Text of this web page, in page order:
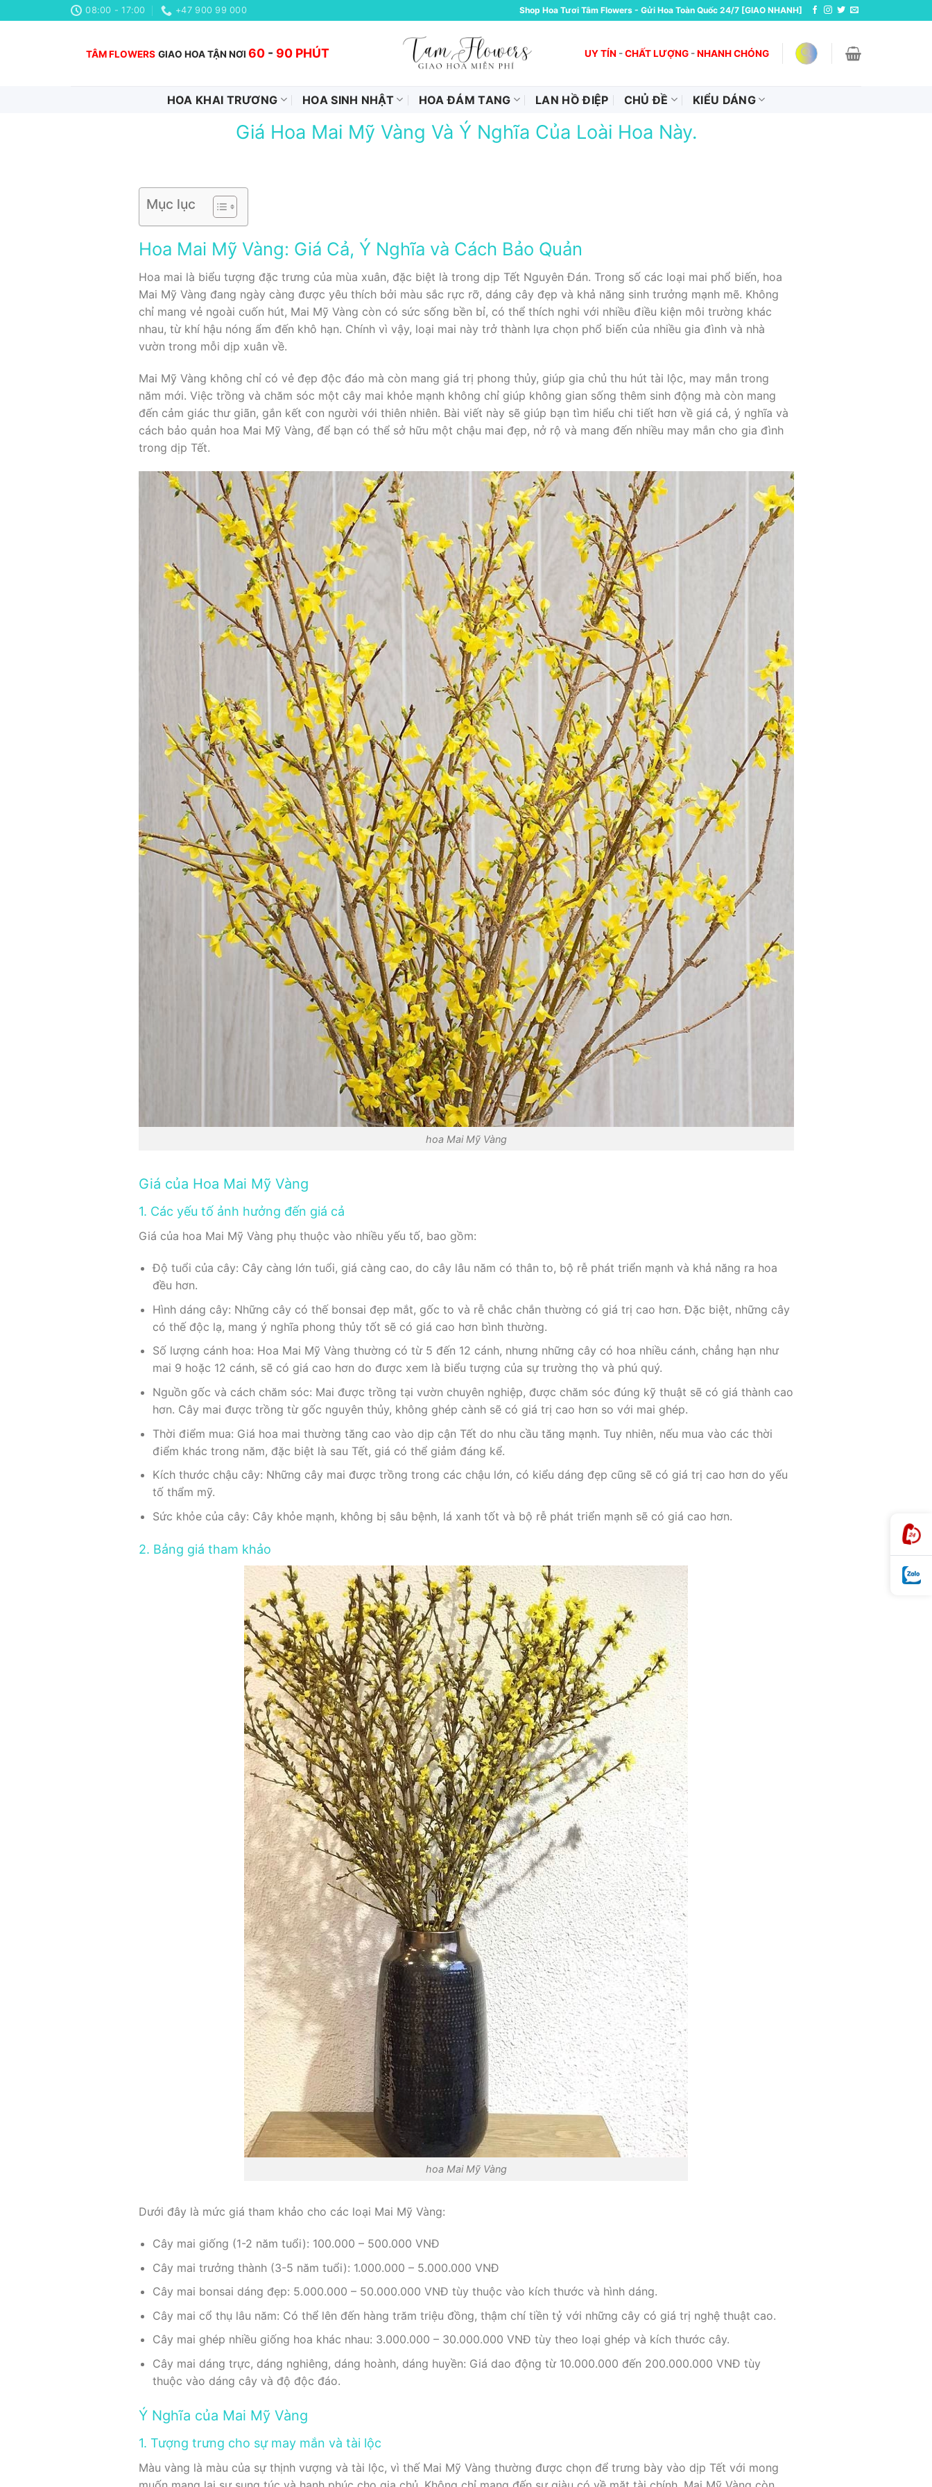
đến
08:00 - 17:00 +47 900 99 000 Shop Hoa Tươi Tâm Flowers - Gửi Hoa Toàn Quốc 24/7 [GIAO NHANH]
TÂM FLOWERS GIAO HOA TẬN NƠI 60 - 90 PHÚT UY TÍN -CHẤT LƯỢNG -NHANH CHÓNG
HOA KHAI TRƯƠNG HOA SINH NHẬT HOA ĐÁM TANG LAN HỒ ĐIỆP CHỦ ĐỀ KIỂU DÁNG
Giá Hoa Mai Mỹ Vàng Và Ý Nghĩa Của Loài Hoa Này.
Mục lục
Hoa Mai Mỹ Vàng: Giá Cả, Ý Nghĩa và Cách Bảo Quản
Hoa mai là biểu tượng đặc trưng của mùa xuân, đặc biệt là trong dịp Tết Nguyên Đán. Trong số các loại mai phổ biến, hoa
Mai Mỹ Vàng đang ngày càng được yêu thích bởi màu sắc rực rỡ, dáng cây đẹp và khả năng sinh trưởng mạnh mẽ. Không
chỉ mang vẻ ngoài cuốn hút, Mai Mỹ Vàng còn có sức sống bền bỉ, có thể thích nghi với nhiều điều kiện môi trường khác
nhau, từ khí hậu nóng ẩm đến khô hạn. Chính vì vậy, loại mai này trở thành lựa chọn phổ biến của nhiều gia đình và nhà
vườn trong mỗi dịp xuân về.
Mai Mỹ Vàng không chỉ có vẻ đẹp độc đáo mà còn mang giá trị phong thủy, giúp gia chủ thu hút tài lộc, may mắn trong
năm mới. Việc trồng và chăm sóc một cây mai khỏe mạnh không chỉ giúp không gian sống thêm sinh động mà còn mang
đến cảm giác thư giãn, gắn kết con người với thiên nhiên. Bài viết này sẽ giúp bạn tìm hiểu chi tiết hơn về giá cả, ý nghĩa và
cách bảo quản hoa Mai Mỹ Vàng, để bạn có thể sở hữu một chậu mai đẹp, nở rộ và mang đến nhiều may mắn cho gia đình
trong dịp Tết.
hoa Mai Mỹ Vàng
Giá của Hoa Mai Mỹ Vàng
1. Các yếu tố ảnh hưởng đến giá cả
Giá của hoa Mai Mỹ Vàng phụ thuộc vào nhiều yếu tố, bao gồm:
Độ tuổi của cây: Cây càng lớn tuổi, giá càng cao, do cây lâu năm có thân to, bộ rễ phát triển mạnh và khả năng ra hoa
đều hơn.
Hình dáng cây: Những cây có thế bonsai đẹp mắt, gốc to và rễ chắc chắn thường có giá trị cao hơn. Đặc biệt, những cây
có thế độc lạ, mang ý nghĩa phong thủy tốt sẽ có giá cao hơn bình thường.
Số lượng cánh hoa: Hoa Mai Mỹ Vàng thường có từ 5 đến 12 cánh, nhưng những cây có hoa nhiều cánh, chẳng hạn như
mai 9 hoặc 12 cánh, sẽ có giá cao hơn do được xem là biểu tượng của sự trường thọ và phú quý.
Nguồn gốc và cách chăm sóc: Mai được trồng tại vườn chuyên nghiệp, được chăm sóc đúng kỹ thuật sẽ có giá thành cao
hơn. Cây mai được trồng từ gốc nguyên thủy, không ghép cành sẽ có giá trị cao hơn so với mai ghép.
Thời điểm mua: Giá hoa mai thường tăng cao vào dịp cận Tết do nhu cầu tăng mạnh. Tuy nhiên, nếu mua vào các thời
điểm khác trong năm, đặc biệt là sau Tết, giá có thể giảm đáng kể.
Kích thước chậu cây: Những cây mai được trồng trong các chậu lớn, có kiểu dáng đẹp cũng sẽ có giá trị cao hơn do yếu
tố thẩm mỹ.
Sức khỏe của cây: Cây khỏe mạnh, không bị sâu bệnh, lá xanh tốt và bộ rễ phát triển mạnh sẽ có giá cao hơn.
2. Bảng giá tham khảo
hoa Mai Mỹ Vàng
Dưới đây là mức giá tham khảo cho các loại Mai Mỹ Vàng:
Cây mai giống (1-2 năm tuổi): 100.000 – 500.000 VNĐ
Cây mai trưởng thành (3-5 năm tuổi): 1.000.000 – 5.000.000 VNĐ
Cây mai bonsai dáng đẹp: 5.000.000 – 50.000.000 VNĐ tùy thuộc vào kích thước và hình dáng.
Cây mai cổ thụ lâu năm: Có thể lên đến hàng trăm triệu đồng, thậm chí tiền tỷ với những cây có giá trị nghệ thuật cao.
Cây mai ghép nhiều giống hoa khác nhau: 3.000.000 – 30.000.000 VNĐ tùy theo loại ghép và kích thước cây.
Cây mai dáng trực, dáng nghiêng, dáng hoành, dáng huyền: Giá dao động từ 10.000.000 đến 200.000.000 VNĐ tùy
thuộc vào dáng cây và độ độc đáo.
Ý Nghĩa của Mai Mỹ Vàng
1. Tượng trưng cho sự may mắn và tài lộc
Màu vàng là màu của sự thịnh vượng và tài lộc, vì thế Mai Mỹ Vàng thường được chọn để trưng bày vào dịp Tết với mong